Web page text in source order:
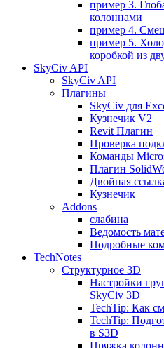
пример 3.
колоннами
пример 4.
пример 5.
коробкой из
SkyCiv API
SkyCiv API
Плагины
SkyCiv для
Кузнечик V2
Revit Плагин
Проверка
Команды
Плагин
Двойная
Кузнечик
Addons
слабина
Ведомость
Подробные
TechNotes
Структурное 3D
Настройки
SkyCiv 3D
TechTip: Как
TechTip:
в S3D